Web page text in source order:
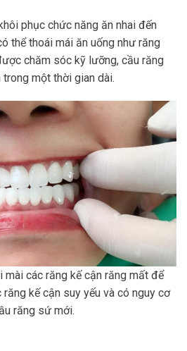
phục chức năng ăn nhai đến
thể thoái mái ăn uống như răng
chăm sóc kỹ lưỡng, cầu răng
một thời gian dài.
mài các răng kế cận răng mất để
răng kế cận suy yếu và có nguy cơ
răng sứ mới.